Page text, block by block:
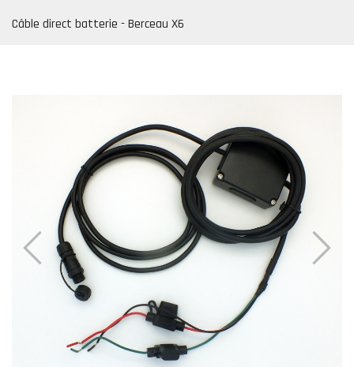
Câble direct batterie - Berceau X6